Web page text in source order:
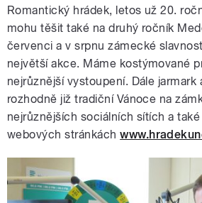
Romantický hrádek, letos už 20.
mohu těšit také na druhý ročník
červenci a v srpnu zámecké
největší akce. Máme kostýmované
nejrůznější vystoupení. Dále
rozhodně již tradiční Vánoce na
nejrůznějších sociálních sítích a
webových stránkách